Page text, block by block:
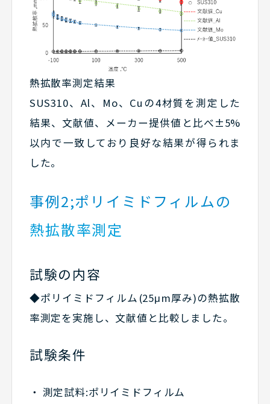
熱拡散率測定結果
SUS310、Al、Mo、Cuの4材質を測定した
結果、文献値、メーカー提供値と比べ±5%
以内で一致しており良好な結果が得られま
した。
事例2;ポリイミドフィルムの
熱拡散率測定
試験の内容
◆ポリイミドフィルム(25μm厚み)の熱拡散
率測定を実施し、文献値と比較しました。
試験条件
測定試料:ポリイミドフィルム